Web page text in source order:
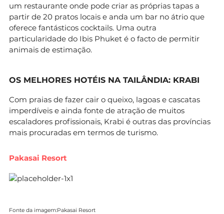
um restaurante onde pode criar as próprias tapas a
partir de 20 pratos locais e anda um bar no átrio que
oferece fantásticos cocktails. Uma outra
particularidade do Ibis Phuket é o facto de permitir
animais de estimação.
OS MELHORES HOTÉIS NA TAILÂNDIA: KRABI
Com praias de fazer cair o queixo, lagoas e cascatas
imperdíveis e ainda fonte de atração de muitos
escaladores profissionais, Krabi é outras das províncias
mais procuradas em termos de turismo.
Pakasai Resort
Fonte da imagem:Pakasai Resort